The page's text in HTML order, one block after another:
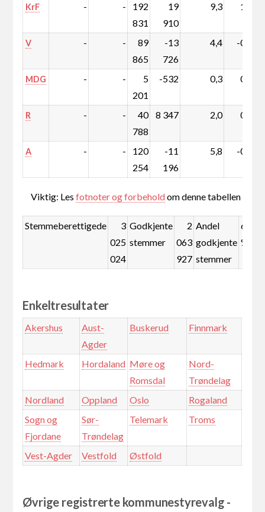
KrF - -
192
831
19
910
9,3 1,1
V - -
89
865
-13
726
4,4 -0,6
MDG - -
5
201
-532 0,3 0,0
R - -
40
788
8 347 2,0 0,4
A - -
120
254
-11
196
5,8 -0,4
Viktig: Lesfotnoter og forbeholdom denne tabellen
Stemmeberettigede
3
025
024
Godkjente
stemmer
2
063
927
Andel
godkjente
stemmer
68,2
%
Enkeltresultater
Akershus
Aust-
Agder
Buskerud Finnmark
Hedmark Hordaland Møre og
Romsdal
Nord-
Trøndelag
Nordland
Oppland Oslo
Rogaland
Sogn og
Fjordane
Sør-
Trøndelag
Telemark Troms
Vest-Agder Vestfold Østfold
Øvrige registrerte kommunestyrevalg -